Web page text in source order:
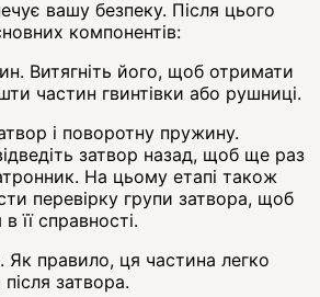
вашу безпеку. Після цього
компонентів:
Витягніть його, щоб отримати
частин гвинтівки або рушниці.
і поворотну пружину.
затвор назад, щоб ще раз
На цьому етапі також
перевірку групи затвора, щоб
її справності.
Як правило, ця частина легко
затвора.